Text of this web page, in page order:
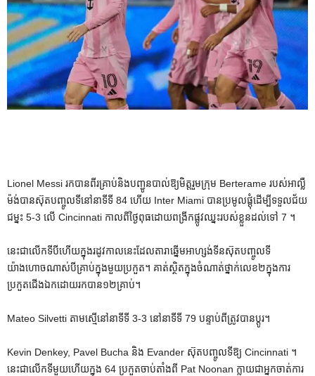
Lionel Messi រកបានពីរគ្រាប់និងបញ្ជូនបាល់ឱ្យមិត្តរួមក្រុម Berterame របស់អាល្លឺ
ម៉ង់បានស៊ុតបញ្ចូលទីនៅនាទីទី 84 ហើយ Inter Miami បានប្រមូលផ្ដុំដើម្បីទទួលជ័យ
ជម្នះ 5-3 លើ Cincinnati កាលពីថ្ងៃពុធដោយពង្រីកផ្លូវឈ្នះរបស់ខ្លួនដល់ទៅ 7 ។
នេះជាលើកទីបីហើយក្នុងរដូវកាលនេះដែលតារាឆ្នើមអាហ្សង់ទីនស៊ុតបញ្ចូលទី
យ៉ាងហោចណាស់បីគ្រាប់ក្នុងមួយប្រកួត។ គាត់​ស្ថិត​ក្នុង​ចំណាត់​ថ្នាក់​លេខ​២​ក្នុង​ការ​
ប្រកួត​ជើង​ឯក​ដោយ​រក​បាន​១២​គ្រាប់។
Mateo Silvetti តាមស្មើនៅនាទីទី 3-3 នៅនាទីទី 79 បន្ទាប់ពីត្រូវបានប្តូរ។
Kevin Denkey, Pavel Bucha និង Evander ស៊ុតបញ្ចូលទីឱ្យ Cincinnati ។
នេះជាលើកទីមួយហើយក្នុង 64 ប្រកួតចាប់តាំងពី Pat Noonan ក្លាយជាអ្នកចាត់ការ